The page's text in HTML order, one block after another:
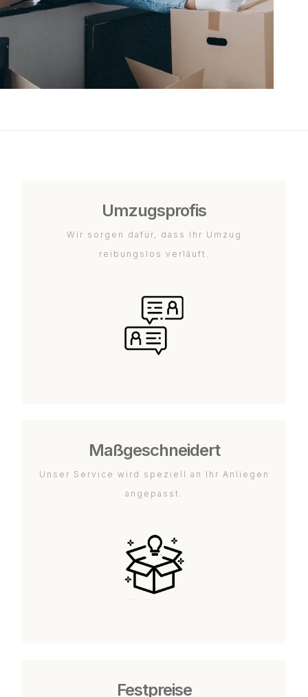
Umzugsprofis
Wir sorgen dafür, dass Ihr Umzug
reibungslos verläuft.
Maßgeschneidert
Unser Service wird speziell an Ihr Anliegen
angepasst.
Festpreise